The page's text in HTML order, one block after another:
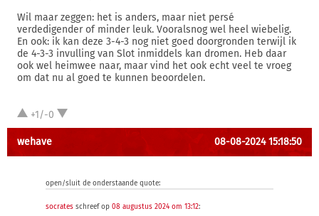
Wil maar zeggen: het is anders, maar niet persé
verdedigender of minder leuk. Vooralsnog wel heel wiebelig.
En ook: ik kan deze 3-4-3 nog niet goed doorgronden terwijl ik
de 4-3-3 invulling van Slot inmiddels kan dromen. Heb daar
ook wel heimwee naar, maar vind het ook echt veel te vroeg
om dat nu al goed te kunnen beoordelen.
+1/-0
wehave 08-08-2024 15:18:50
open/sluit de onderstaande quote:
socrates schreef op 08 augustus 2024 om 13:12: